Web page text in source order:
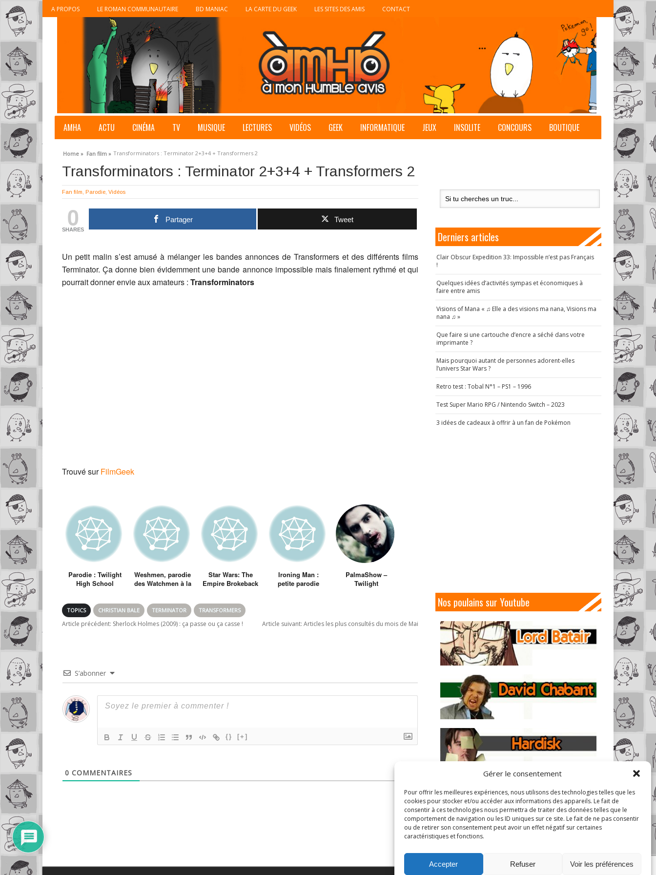
Gérer le consentement
Pour offrir les meilleures expériences, nous utilisons des technologies telles que les
cookies pour stocker et/ou accéder aux informations des appareils. Le fait de
consentir à ces technologies nous permettra de traiter des données telles que le
comportement de navigation ou les ID uniques sur ce site. Le fait de ne pas consentir
ou de retirer son consentement peut avoir un effet négatif sur certaines
caractéristiques et fonctions.
Accepter Refuser Voir les préférences
A PROPOS LE ROMAN COMMUNAUTAIRE BD MANIAC LA CARTE DU GEEK LES SITES DES AMIS CONTACT
AMHA ACTU CINÉMA TV MUSIQUE LECTURES VIDÉOS GEEK INFORMATIQUE JEUX INSOLITE CONCOURS BOUTIQUE
Home » Fan film » Transforminators : Terminator 2+3+4 + Transformers 2
Transforminators : Terminator 2+3+4 + Transformers 2
Fan film Parodie Vidéos
0
SHARES
Partager Tweet
Un petit malin s’est amusé à mélanger les bandes annonces de Transformers et des différents films
Terminator. Ça donne bien évidemment une bande annonce impossible mais finalement rythmé et qui
pourrait donner envie aux amateurs : Transforminators
Trouvé surFilmGeek
Parodie : Twilight
High School
Weshmen, parodie
des Watchmen à la
Star Wars: The
Empire Brokeback
mountain)
Ironing Man :
petite parodie
PalmaShow –
Twilight
TOPICS CHRISTIAN BALE TERMINATOR TRANSFORMERS
Article précédent: Sherlock Holmes (2009) : ça passe ou ça casse ! Article suivant: Articles les plus consultés du mois de Mai
S’abonner
{} [+]
0 COMMENTAIRES
Derniers articles
Clair Obscur Expedition 33: Impossible n’est pas Français
!
Quelques idées d’activités sympas et économiques à
faire entre amis
Visions of Mana « ♫ Elle a des visions ma nana, Visions ma
nana ♫ »
Que faire si une cartouche d’encre a séché dans votre
imprimante ?
Mais pourquoi autant de personnes adorent-elles
l’univers Star Wars ?
Retro test : Tobal N°1 – PS1 – 1996
Test Super Mario RPG / Nintendo Switch – 2023
3 idées de cadeaux à offrir à un fan de Pokémon
Nos poulains sur Youtube